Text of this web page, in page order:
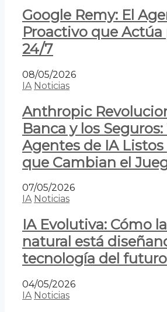
Google Remy: El
Proactivo que Actúa
24/7
08/05/2026
IA Noticias
Anthropic
Banca y los Seguros:
Agentes de IA Listos
que Cambian el
07/05/2026
IA Noticias
IA Evolutiva: Cómo
natural está
tecnología del futuro
04/05/2026
IA Noticias